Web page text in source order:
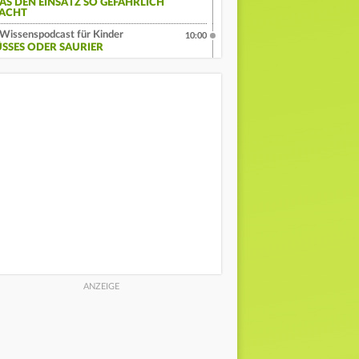
DEN EINSATZ SO GEFÄHRLICH
Wissenspodcast für Kinder
ODER SAURIER
10:00